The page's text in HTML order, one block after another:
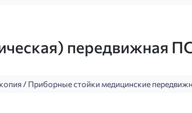
передвижная
/ Приборные стойки медицинские